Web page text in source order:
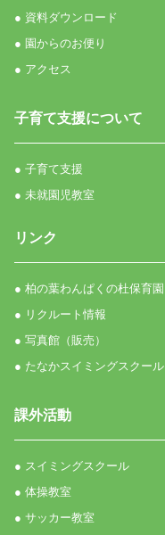
● 資料ダウンロード
● 園からのお便り
● アクセス
子育て支援について
● 子育て支援
● 未就園児教室
リンク
● 柏の葉わんぱくの杜保育園
● リクルート情報
● 写真館（販売）
● たなかスイミングスクール
課外活動
● スイミングスクール
● 体操教室
● サッカー教室